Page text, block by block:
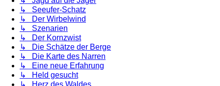
↳ Seeufer-Schatz
↳ Der Wirbelwind
↳ Szenarien
↳ Der Kornzwist
↳ Die Schätze der Berge
↳ Die Karte des Narren
↳ Eine neue Erfahrung
↳ Held gesucht
↳ Herz des Waldes